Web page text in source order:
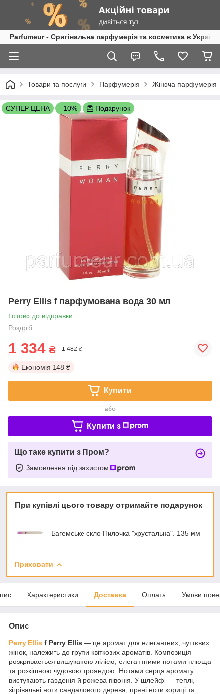
Parfumeur - Оригінальна парфумерія та косметика в Україні
Товари та послуги Парфумерія Жіноча парфумерія
СУПЕР ЦЕНА –10% Подарунок
Perry Ellis f парфумована вода 30 мл
Готово до відправки
Роздріб
1 334 ₴ 1 482 ₴
Економія 148 ₴
Купити
або
Купити з
Що таке купити з Пром?
Замовлення під захистом
При купівлі цього товару отримайте подарунок
Багемське скло Пилочка "хрустальна", 135 мм
Приховати
Характеристики Доставка Оплата Умови
Опис
Perry Ellis f Perry Ellis — це аромат для елегантних, чуттєвих
жінок, належить до групи квіткових ароматів. Композиція
розкривається вишуканою лілією, елегантними нотами плюща
та розкішною чудовою трояндою. Нотами серця аромату
виступають гарденія й рожева півонія. У шлейфі — теплі,
зігрівальні ноти сандалового дерева, пряні ноти кориці та